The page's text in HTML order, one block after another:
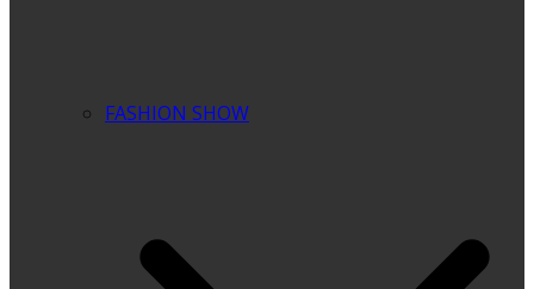
FASHION SHOW